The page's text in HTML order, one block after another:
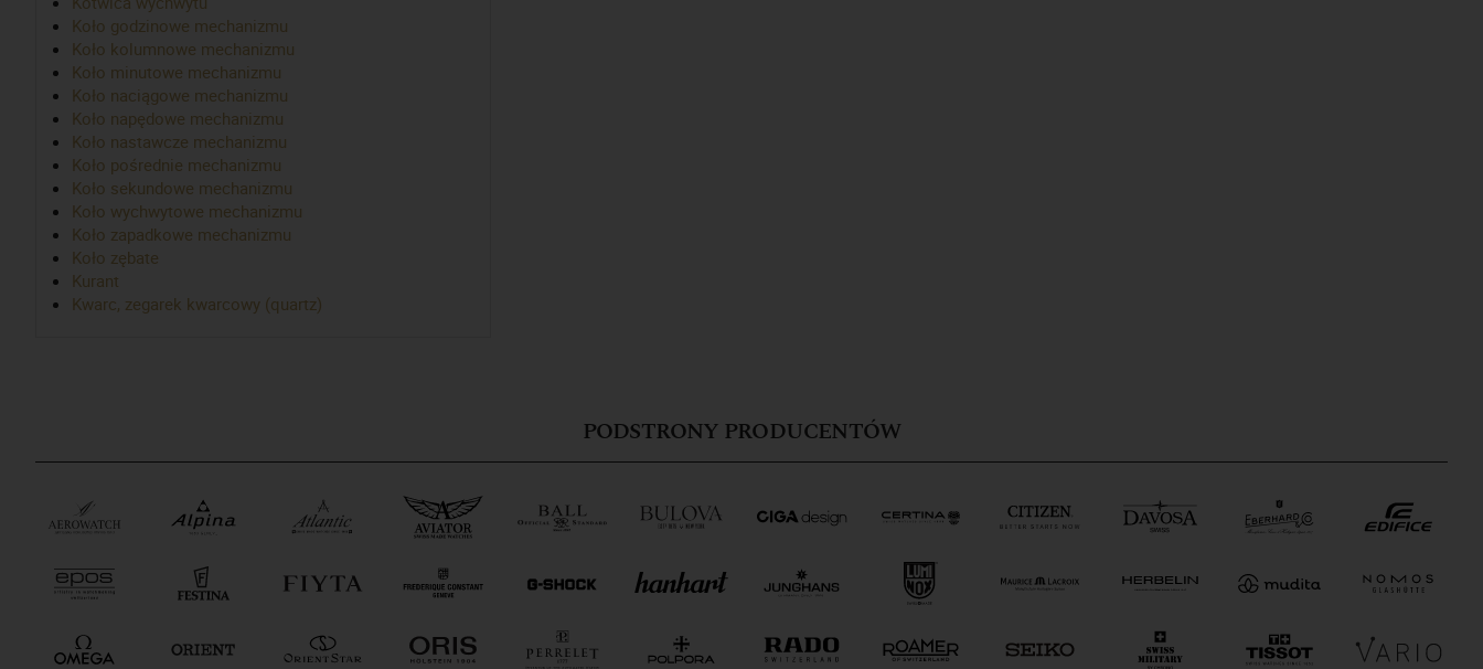
Koło godzinowe mechanizmu
Koło kolumnowe mechanizmu
Koło minutowe mechanizmu
Koło naciągowe mechanizmu
Koło napędowe mechanizmu
Koło nastawcze mechanizmu
Koło pośrednie mechanizmu
Koło sekundowe mechanizmu
Koło wychwytowe mechanizmu
Koło zapadkowe mechanizmu
Koło zębate
Kurant
Kwarc, zegarek kwarcowy (quartz)
PODSTRONY PRODUCENTÓW